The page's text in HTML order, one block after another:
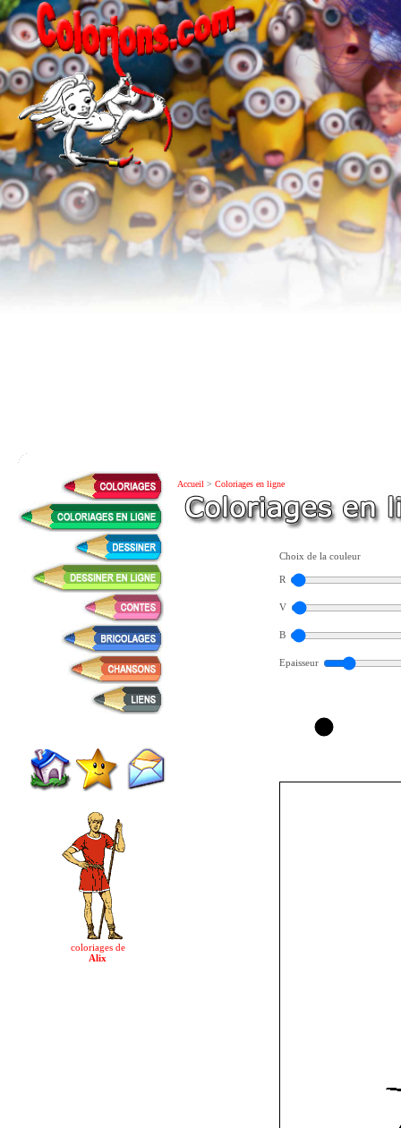
coloriages de
Alix
Accueil > Coloriages en ligne
Choix de la couleur
R
V
B
Epaisseur